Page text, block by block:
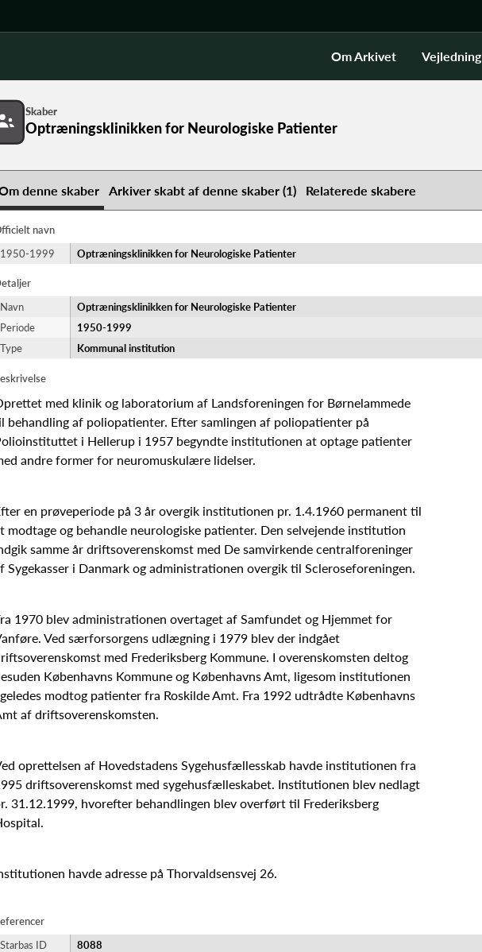
Om Arkivet Vejledning
Skaber
Optræningsklinikken for Neurologiske Patienter
denne skaber Arkiver skabt af denne skaber (1) Relaterede skabere
navn
1950-1999
Optræningsklinikken for Neurologiske Patienter
Navn
Optræningsklinikken for Neurologiske Patienter
Periode
1950-​1999
Type
Kommunal institution
med klinik og laboratorium af Landsforeningen for Børnelammede
behandling af poliopatienter. Efter samlingen af poliopatienter på
i Hellerup i 1957 begyndte institutionen at optage patienter
andre former for neuromuskulære lidelser.
en prøveperiode på 3 år overgik institutionen pr. 1.4.1960 permanent til
modtage og behandle neurologiske patienter. Den selvejende institution
samme år driftsoverenskomst med De samvirkende centralforeninger
Sygekasser i Danmark og administrationen overgik til Scleroseforeningen.
1970 blev administrationen overtaget af Samfundet og Hjemmet for
Ved særforsorgens udlægning i 1979 blev der indgået
med Frederiksberg Kommune. I overenskomsten deltog
Københavns Kommune og Københavns Amt, ligesom institutionen
modtog patienter fra Roskilde Amt. Fra 1992 udtrådte Københavns
af driftsoverenskomsten.
oprettelsen af Hovedstadens Sygehusfællesskab havde institutionen fra
driftsoverenskomst med sygehusfælleskabet. Institutionen blev nedlagt
31.12.1999, hvorefter behandlingen blev overført til Frederiksberg
havde adresse på Thorvaldsensvej 26.
Starbas ID
8088